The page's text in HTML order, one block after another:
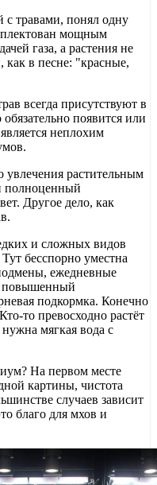
с травами, понял одну
мощным
газа, а растения не
как в песне: "красные,
всегда присутствуют в
появится или
неплохим
растительным
полноценный
Другое дело, как
и сложных видов
бесспорно уместна
ежедневные
повышенный
подкормка. Конечно
то превосходно растёт
мягкая вода с
На первом месте
картины, чистота
случаев зависит
благо для мхов и